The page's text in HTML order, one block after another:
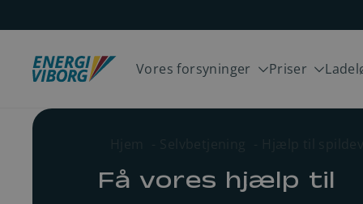
Vores forsyninger Priser
Få vores hjælp til